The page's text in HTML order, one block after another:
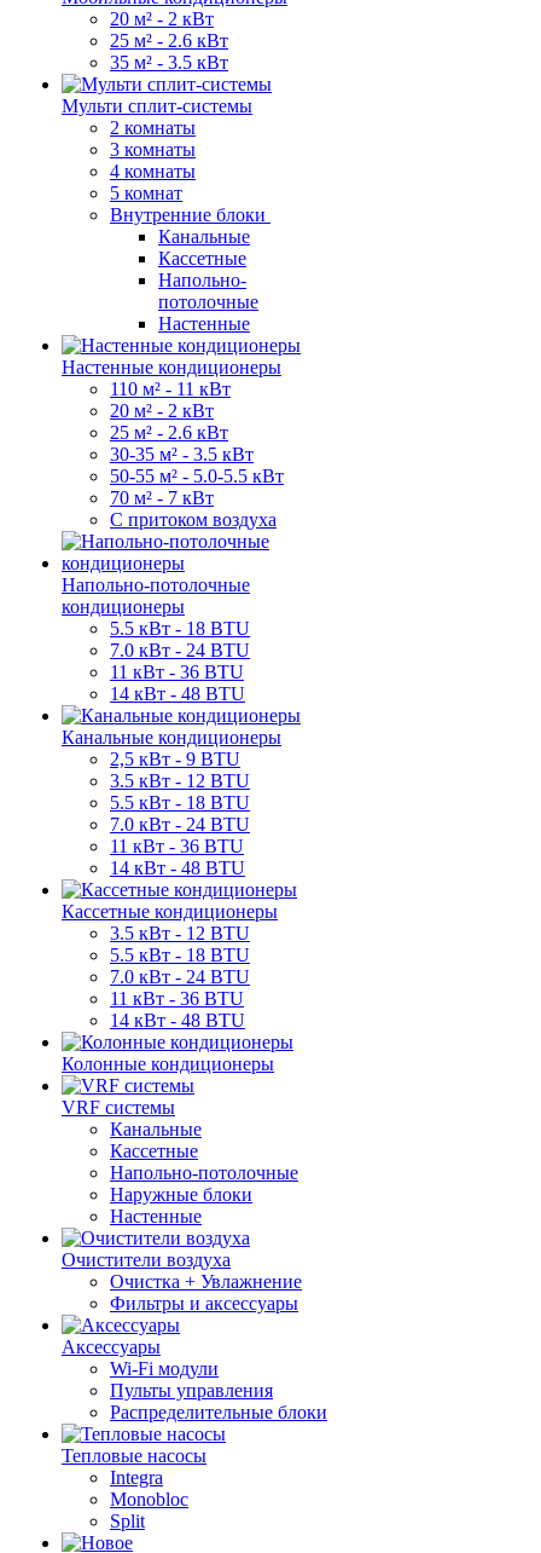
20 м² - 2 кВт
25 м² - 2.6 кВт
35 м² - 3.5 кВт
Мульти сплит-системы
2 комнаты
3 комнаты
4 комнаты
5 комнат
Внутренние блоки
Канальные
Кассетные
Напольно-
потолочные
Настенные
Настенные кондиционеры
110 м² - 11 кВт
20 м² - 2 кВт
25 м² - 2.6 кВт
30-35 м² - 3.5 кВт
50-55 м² - 5.0-5.5 кВт
70 м² - 7 кВт
С притоком воздуха
Напольно-потолочные
кондиционеры
5.5 кВт - 18 BTU
7.0 кВт - 24 BTU
11 кВт - 36 BTU
14 кВт - 48 BTU
Канальные кондиционеры
2,5 кВт - 9 BTU
3.5 кВт - 12 BTU
5.5 кВт - 18 BTU
7.0 кВт - 24 BTU
11 кВт - 36 BTU
14 кВт - 48 BTU
Кассетные кондиционеры
3.5 кВт - 12 BTU
5.5 кВт - 18 BTU
7.0 кВт - 24 BTU
11 кВт - 36 BTU
14 кВт - 48 BTU
Колонные кондиционеры
VRF системы
Канальные
Кассетные
Напольно-потолочные
Наружные блоки
Настенные
Очистители воздуха
Очистка + Увлажнение
Фильтры и аксессуары
Аксессуары
Wi-Fi модули
Пульты управления
Распределительные блоки
Тепловые насосы
Integra
Monobloc
Split